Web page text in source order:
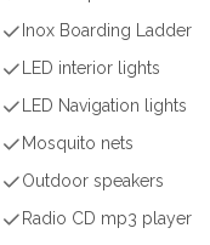
Inox Boarding Ladder
LED interior lights
LED Navigation lights
Mosquito nets
Outdoor speakers
Radio CD mp3 player